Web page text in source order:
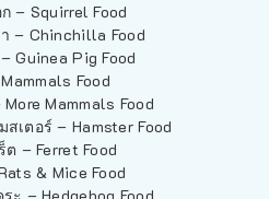
– Squirrel Food
– Chinchilla Food
Guinea Pig Food
Food
Mammals Food
เตอร์ – Hamster Food
ต – Ferret Food
& Mice Food